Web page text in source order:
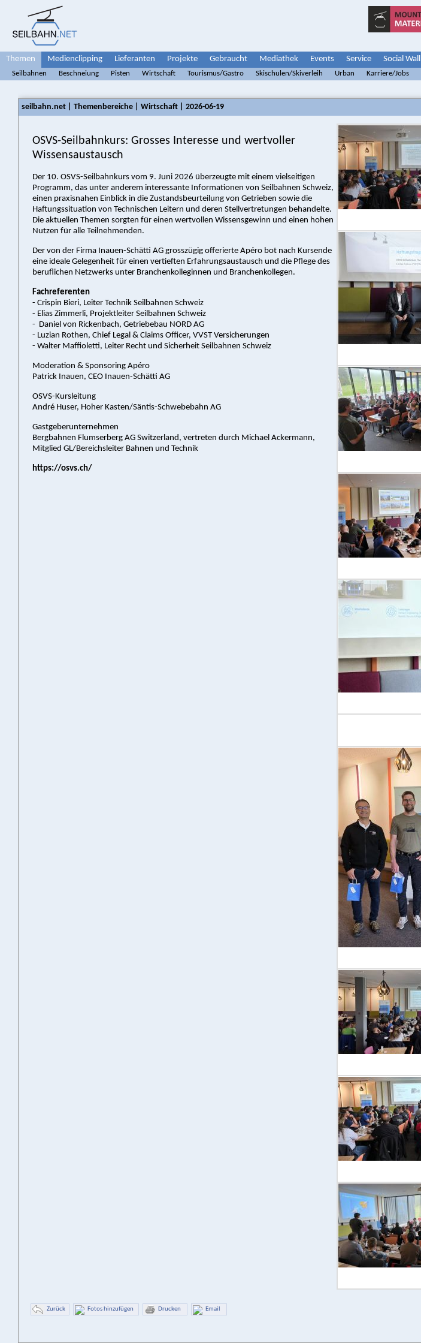
Themen Medienclipping Lieferanten Projekte Gebraucht Mediathek Events Service Social Wall
Seilbahnen Beschneiung Pisten Wirtschaft Tourismus/Gastro Skischulen/Skiverleih Urban Karriere/Jobs
seilbahn.net | Themenbereiche | Wirtschaft | 2026-06-19
OSVS-Seilbahnkurs: Grosses Interesse und wertvoller
Wissensaustausch
Der 10. OSVS-Seilbahnkurs vom 9. Juni 2026 überzeugte mit einem vielseitigen
Programm, das unter anderem interessante Informationen von Seilbahnen Schweiz,
einen praxisnahen Einblick in die Zustandsbeurteilung von Getrieben sowie die
Haftungssituation von Technischen Leitern und deren Stellvertretungen behandelte.
Die aktuellen Themen sorgten für einen wertvollen Wissensgewinn und einen hohen
Nutzen für alle Teilnehmenden.
Der von der Firma Inauen-Schätti AG grosszügig offerierte Apéro bot nach Kursende
eine ideale Gelegenheit für einen vertieften Erfahrungsaustausch und die Pflege des
beruflichen Netzwerks unter Branchenkolleginnen und Branchenkollegen.
Fachreferenten
- Crispin Bieri, Leiter Technik Seilbahnen Schweiz
- Elias Zimmerli, Projektleiter Seilbahnen Schweiz
- Daniel von Rickenbach, Getriebebau NORD AG
- Luzian Rothen, Chief Legal & Claims Officer, VVST Versicherungen
- Walter Maffioletti, Leiter Recht und Sicherheit Seilbahnen Schweiz
Moderation & Sponsoring Apéro
Patrick Inauen, CEO Inauen-Schätti AG
OSVS-Kursleitung
André Huser, Hoher Kasten/Säntis-Schwebebahn AG
Gastgeberunternehmen
Bergbahnen Flumserberg AG Switzerland, vertreten durch Michael Ackermann,
Mitglied GL/Bereichsleiter Bahnen und Technik
https://osvs.ch/
Zurück Fotos hinzufügen Drucken Email